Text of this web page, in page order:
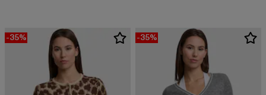
-35% -35%